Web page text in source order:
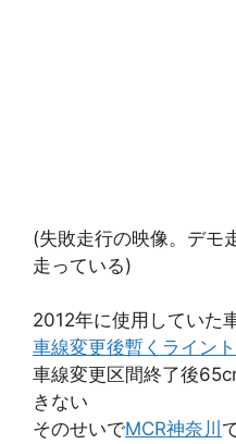
(失敗走行の映像。デモ
走っている)
2012年に使用していた
車線変更後暫くライン
車線変更区間終了後
きない
そのせいでMCR神奈川